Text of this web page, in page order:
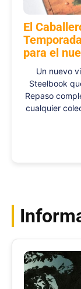
El
para el
Un nuevo
Steelbook
Repaso
cualquier